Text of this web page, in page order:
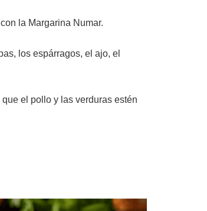
la Margarina Numar.
los espárragos, el ajo, el
el pollo y las verduras estén